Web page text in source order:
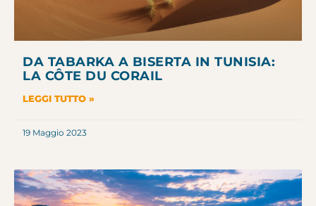
DA TABARKA A BISERTA IN TUNISIA:
LA CÔTE DU CORAIL
LEGGI TUTTO »
19 Maggio 2023